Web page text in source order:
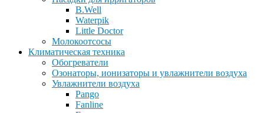
B.Well
Waterpik
Little Doctor
Молокоотсосы
Климатическая техника
Обогреватели
Озонаторы, ионизаторы и увлажнители воздуха
Увлажнители воздуха
Pango
Fanline